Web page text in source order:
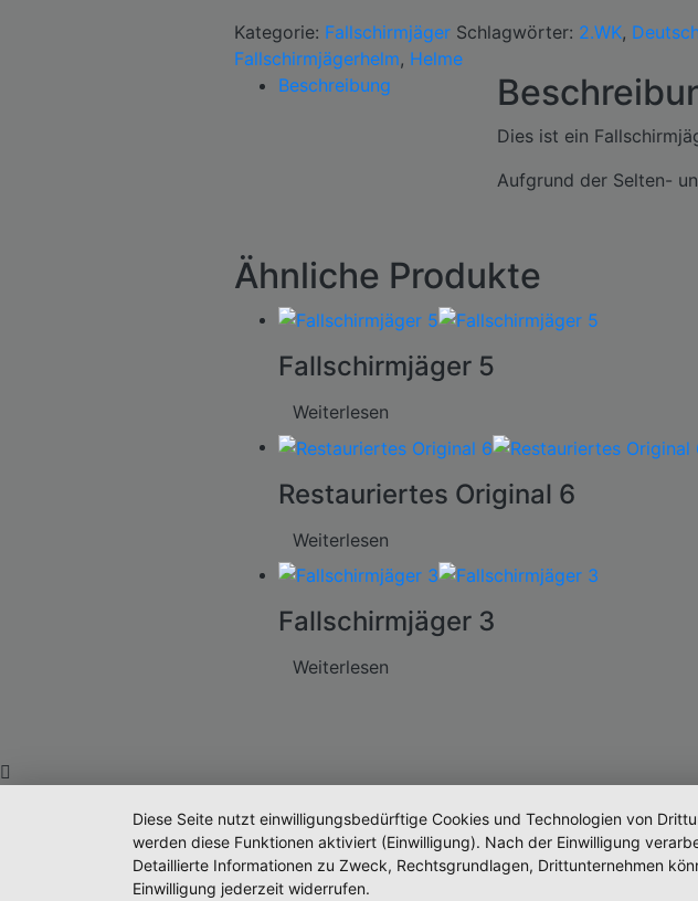
Kategorie: Fallschirmjäger Schlagwörter: 2.WK,
Fallschirmjägerhelm, Helme
Beschreibung
Dies ist ein
Aufgrund der Selten-
Ähnliche Produkte
Fallschirmjäger 5
Weiterlesen
Restauriertes Original 6
Weiterlesen
Fallschirmjäger 3
Weiterlesen
Diese Seite nutzt einwilligungsbedürftige Cookies und Technologien von
werden diese Funktionen aktiviert (Einwilligung). Nach der Einwilligung
Detaillierte Informationen zu Zweck, Rechtsgrundlagen, Drittunternehmen
Einwilligung jederzeit widerrufen.